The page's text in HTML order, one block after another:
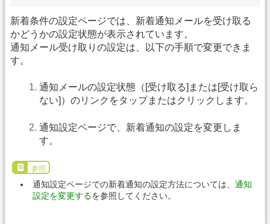
新着条件の設定ページでは、新着通知メールを受け取る
かどうかの設定状態が表示されています。
通知メール受け取りの設定は、以下の手順で変更できま
す。
通知メールの設定状態（[受け取る]または[受け取ら
ない]）のリンクをタップまたはクリックします。
通知設定ページで、新着通知の設定を変更しま
す。
参照
通知設定ページでの新着通知の設定方法については、 通知
設定を変更するを参照してください。